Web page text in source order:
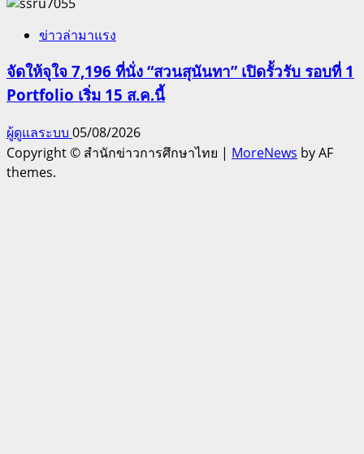
ข่าวล่ามาแรง
จัดให้จุใจ 7,196 ที่นั่ง “สวนสุนันทา” เปิดรั้วรับ รอบที่ 1
Portfolio เริ่ม 15 ส.ค.นี้
ผู้ดูแลระบบ 05/08/2026
Copyright © สำนักข่าวการศึกษาไทย | MoreNews by AF
themes.